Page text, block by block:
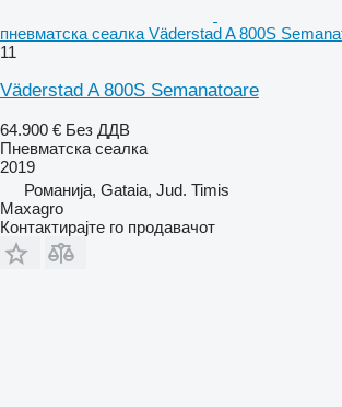
пневматска сеалка Väderstad A 800S
11
Väderstad A 800S Semanatoare
64.900 € Без ДДВ
Пневматска сеалка
2019
Романија, Gataia, Jud. Timis
Maxagro
Контактирајте го продавачот